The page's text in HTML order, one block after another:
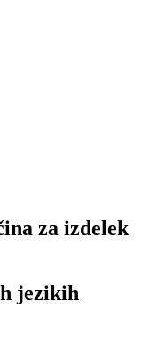
za izdelek
jezikih